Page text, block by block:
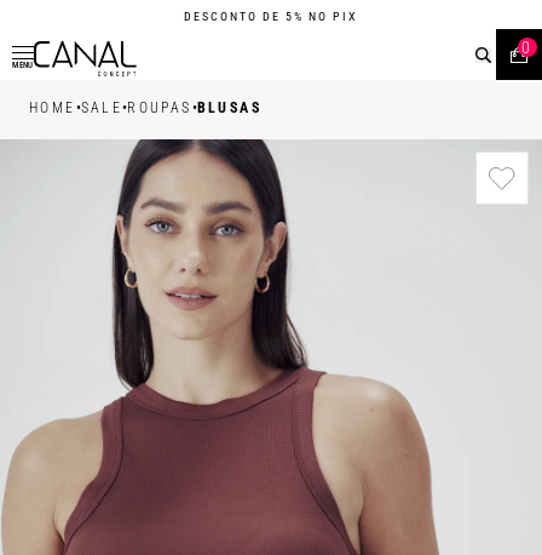
DESCONTO DE 5% NO PIX
MENU
0
HOME •SALE•ROUPAS •BLUSAS